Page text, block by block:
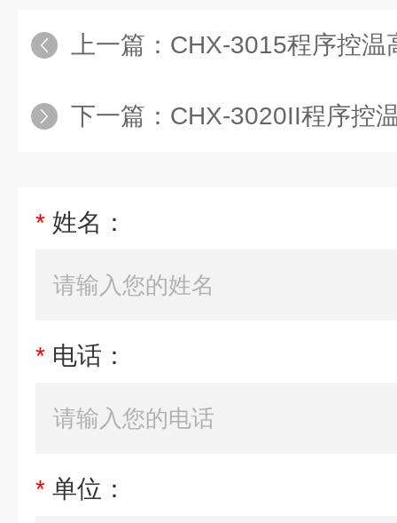
上一篇： CHX-3015程序控温
下一篇： CHX-3020II程序控
* 姓名：
* 电话：
* 单位：